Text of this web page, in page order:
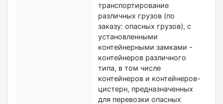
транспортирование
различных грузов (по
заказу: опасных грузов), с
установленными
контейнерными замками -
контейнеров различного
типа, в том числе
контейнеров и контейнеров-
цистерн, предназначенных
для перевозки опасных